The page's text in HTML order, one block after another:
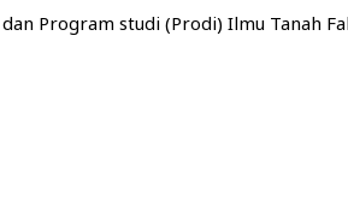
Program studi (Prodi) Ilmu Tanah